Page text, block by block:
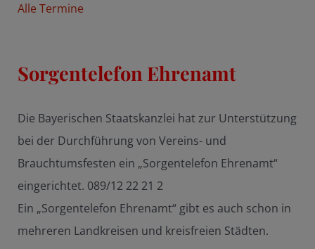
Alle Termine
Sorgentelefon Ehrenamt
Die Bayerischen Staatskanzlei hat zur Unterstützung
bei der Durchführung von Vereins- und
Brauchtumsfesten ein „Sorgentelefon Ehrenamt“
eingerichtet. 089/12 22 21 2
Ein „Sorgentelefon Ehrenamt“ gibt es auch schon in
mehreren Landkreisen und kreisfreien Städten.